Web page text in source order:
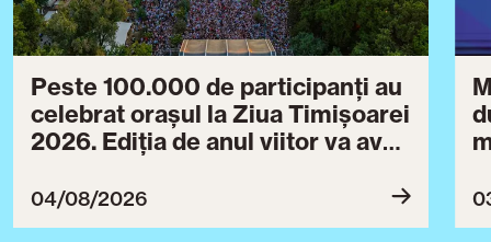
Peste 100.000 de participanți au
celebrat orașul la Ziua Timișoarei
2026. Ediția de anul viitor va avea
04/08/2026